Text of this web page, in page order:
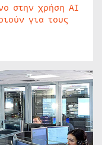
στην χρήση AI
για τους